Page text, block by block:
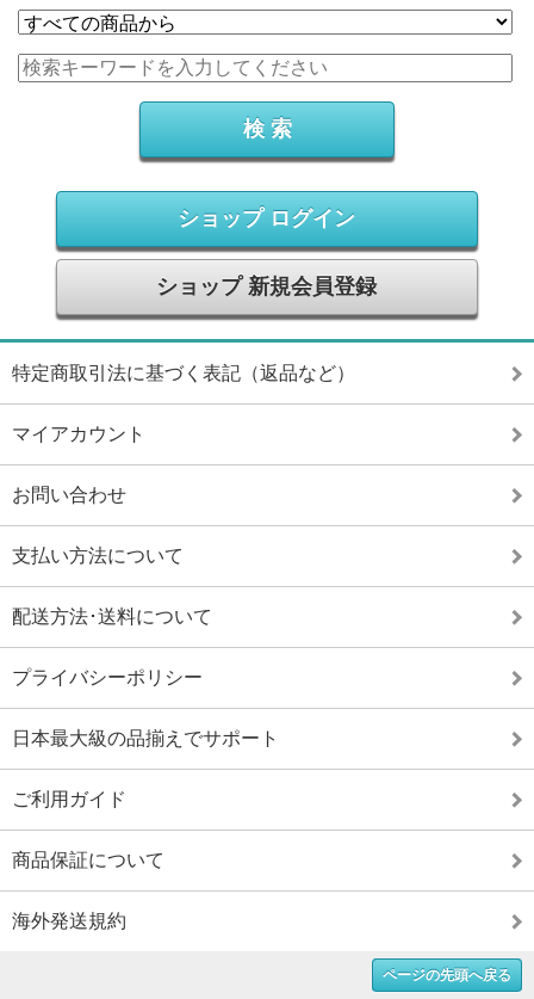
ショップ ログイン
ショップ 新規会員登録
特定商取引法に基づく表記（返品など）
マイアカウント
お問い合わせ
支払い方法について
配送方法･送料について
プライバシーポリシー
日本最大級の品揃えでサポート
ご利用ガイド
商品保証について
海外発送規約
ページの先頭へ戻る